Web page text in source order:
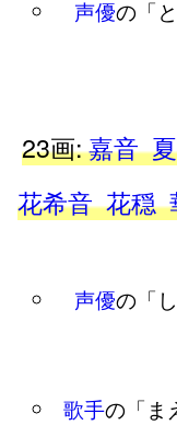
声優の「
23画:嘉音
花希音 花穏
声優の「
歌手の「ま